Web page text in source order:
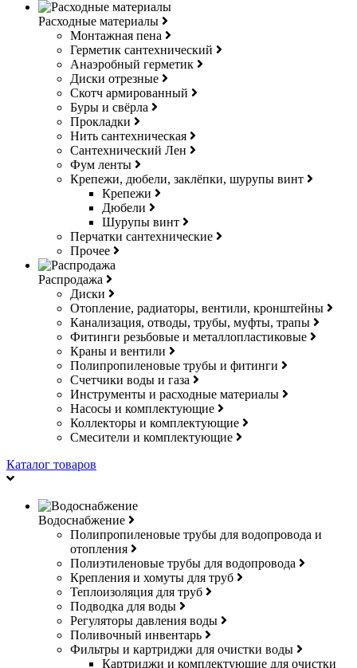
Расходные материалы
Монтажная пена
Герметик сантехнический
Анаэробный герметик
Диски отрезные
Скотч армированный
Буры и свёрла
Прокладки
Нить сантехническая
Сантехнический Лен
Фум ленты
Крепежи, дюбели, заклёпки, шурупы винт
Крепежи
Дюбели
Шурупы винт
Перчатки сантехнические
Прочее
Распродажа
Диски
Отопление, радиаторы, вентили, кронштейны
Канализация, отводы, трубы, муфты, трапы
Фитинги резьбовые и металлопластиковые
Краны и вентили
Полипропиленовые трубы и фитинги
Счетчики воды и газа
Инструменты и расходные материалы
Насосы и комплектующие
Коллекторы и комплектующие
Смесители и комплектующие
Каталог товаров
Водоснабжение
Полипропиленовые трубы для водопровода и
отопления
Полиэтиленовые трубы для водопровода
Крепления и хомуты для труб
Теплоизоляция для труб
Подводка для воды
Регуляторы давления воды
Поливочный инвентарь
Фильтры и картриджи для очистки воды
Картриджи и комплектующие для очистки